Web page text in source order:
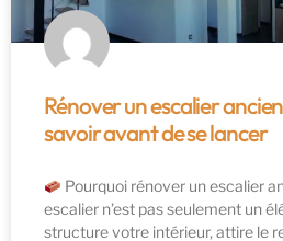
Rénover un escalier
savoir avant de se lancer
Pourquoi rénover un escalier
escalier n’est pas seulement un
structure votre intérieur, attire le